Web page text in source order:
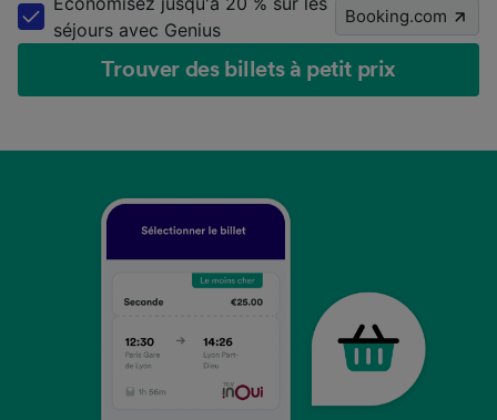
séjours avec Genius
Booking.com
Trouver des billets à petit prix